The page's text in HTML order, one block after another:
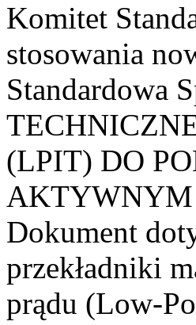
Komitet
stosowania
Standardowa
(LPIT) DO
AKTYWNYM
Dokument
przekładniki
prądu (Low-